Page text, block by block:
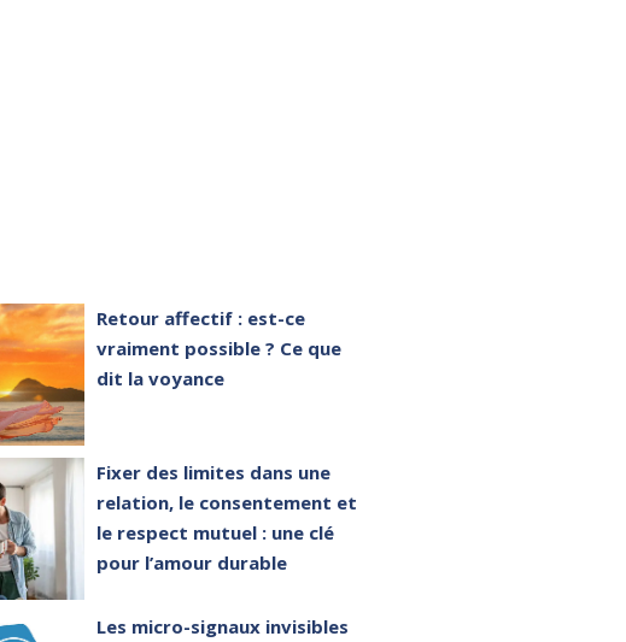
Retour affectif : est-ce
vraiment possible ? Ce que
dit la voyance
Fixer des limites dans une
relation, le consentement et
le respect mutuel : une clé
pour l’amour durable
Les micro-signaux invisibles